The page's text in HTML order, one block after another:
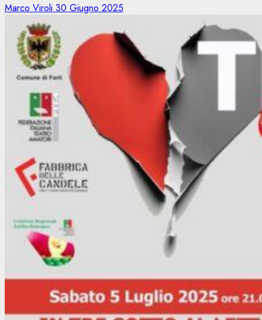
Marco Viroli 30 Giugno 2025